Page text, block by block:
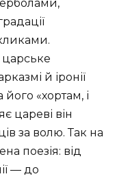
й іронії
«хортам, і
цареві він
за волю. Так на
поезія: від
— до